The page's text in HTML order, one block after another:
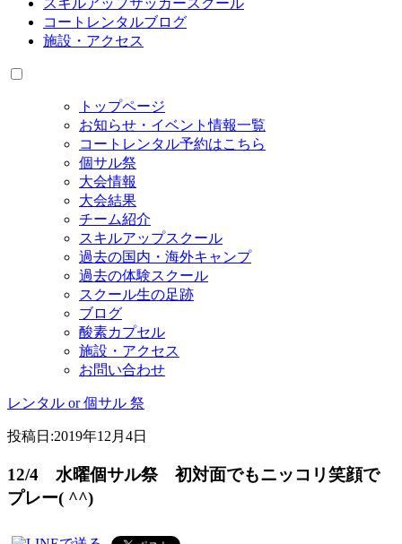
スキルアップサッカースクール
コートレンタルブログ
施設・アクセス
トップページ
お知らせ・イベント情報一覧
コートレンタル予約はこちら
個サル祭
大会情報
大会結果
チーム紹介
スキルアップスクール
過去の国内・海外キャンプ
過去の体験スクール
スクール生の足跡
ブログ
酸素カプセル
施設・アクセス
お問い合わせ
レンタル or 個サル 祭
投稿日:2019年12月4日
12/4 水曜個サル祭 初対面でもニッコリ笑顔で
プレー( ^^)